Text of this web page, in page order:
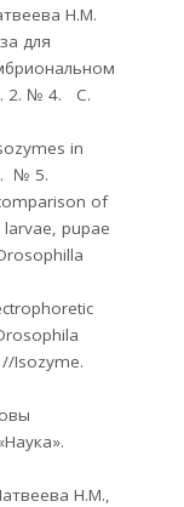
Н.М.
для
2. № 4. С.
in
№ 5.
of
pupae
Isozyme.
Н.М.,